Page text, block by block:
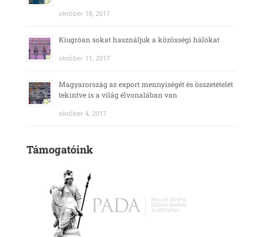
október 18, 2017
Kiugróan sokat használjuk a közösségi hálókat
október 11, 2017
Magyarország az export mennyiségét és összetételét
tekintve is a világ élvonalában van
október 4, 2017
Támogatóink